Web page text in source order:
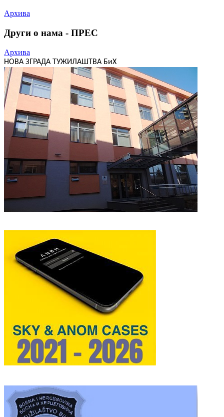
Архива
Други о нама - ПРЕС
Архива
НОВА ЗГРАДА ТУЖИЛАШТВА БиХ